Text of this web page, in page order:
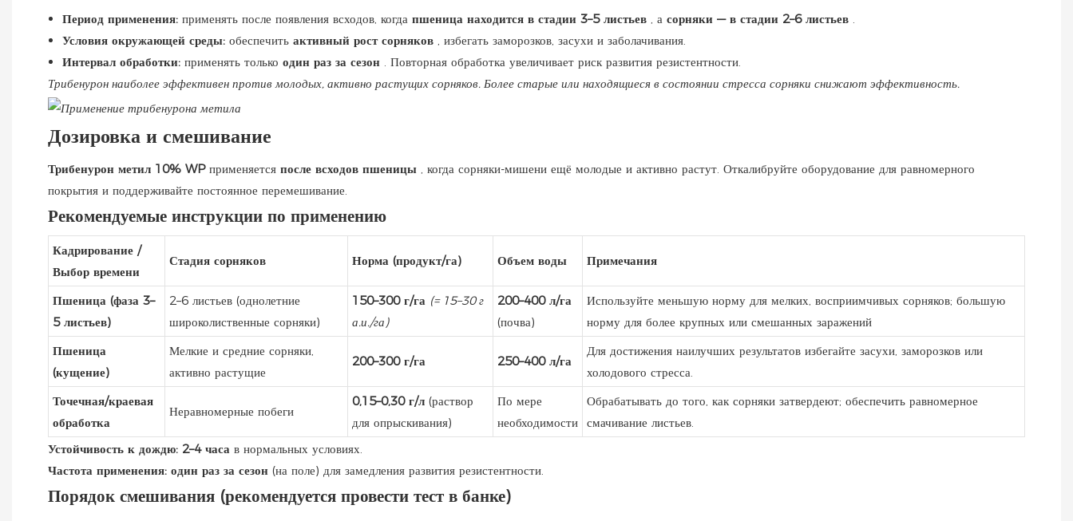
Период применения: применять после появления всходов, когда пшеница находится в стадии 3–5 листьев , а сорняки — в стадии 2–6 листьев .
Условия окружающей среды: обеспечить активный рост сорняков , избегать заморозков, засухи и заболачивания.
Интервал обработки: применять только один раз за сезон . Повторная обработка увеличивает риск развития резистентности.
Трибенурон наиболее эффективен против молодых, активно растущих сорняков. Более старые или находящиеся в состоянии стресса сорняки снижают эффективность.
Дозировка и смешивание
Трибенурон метил 10% WPприменяется после всходов пшеницы , когда сорняки-мишени ещё молодые и активно растут. Откалибруйте оборудование для равномерного
покрытия и поддерживайте постоянное перемешивание.
Рекомендуемые инструкции по применению
Кадрирование /
Выбор времени
Стадия сорняков Норма (продукт/га) Объем воды Примечания
Пшеница (фаза 3–
5 листьев)
2–6 листьев (однолетние
широколиственные сорняки)
150–300 г/га (= 15–30 г
а.и./га)
200–400 л/га
(почва)
Используйте меньшую норму для мелких, восприимчивых сорняков; большую
норму для более крупных или смешанных заражений
Пшеница
(кущение)
Мелкие и средние сорняки,
активно растущие
200–300 г/га 250–400 л/га
Для достижения наилучших результатов избегайте засухи, заморозков или
холодового стресса.
Точечная/краевая
обработка
Неравномерные побеги
0,15–0,30 г/л(раствор
для опрыскивания)
По мере
необходимости
Обрабатывать до того, как сорняки затвердеют; обеспечить равномерное
смачивание листьев.
Устойчивость к дождю: 2–4 часа в нормальных условиях.
Частота применения: один раз за сезон (на поле) для замедления развития резистентности.
Порядок смешивания (рекомендуется провести тест в банке)